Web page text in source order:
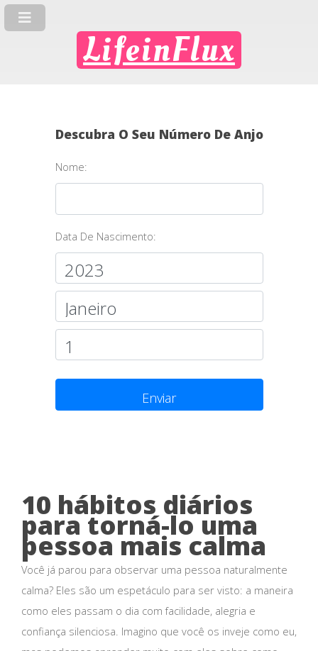
LifeinFlux
Descubra O Seu Número De Anjo
Nome:
Data De Nascimento:
Enviar
10 hábitos diários
para torná-lo uma
pessoa mais calma
Você já parou para observar uma pessoa naturalmente
calma? Eles são um espetáculo para ser visto: a maneira
como eles passam o dia com facilidade, alegria e
confiança silenciosa. Imagino que você os inveje como eu,